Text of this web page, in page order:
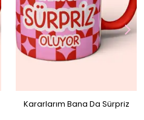
Kararlarım Bana Da Sürpriz